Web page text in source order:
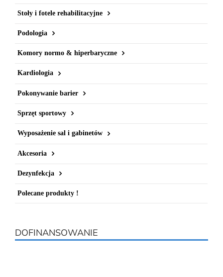
Stoły i fotele rehabilitacyjne
Podologia
Komory normo & hiperbaryczne
Kardiologia
Pokonywanie barier
Sprzęt sportowy
Wyposażenie sal i gabinetów
Akcesoria
Dezynfekcja
Polecane produkty !
DOFINANSOWANIE